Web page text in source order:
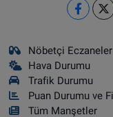
Nöbetçi Eczaneler
Hava Durumu
Trafik Durumu
Puan Durumu ve
Tüm Manşetler